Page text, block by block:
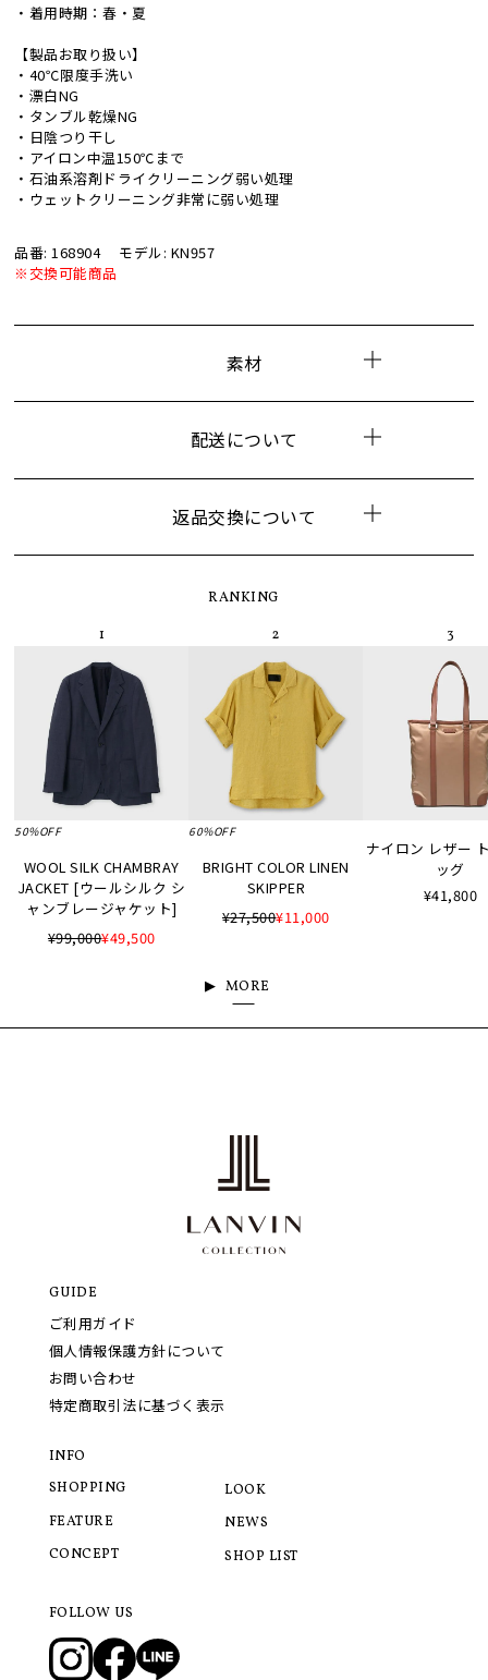
・着用時期：春・夏
【製品お取り扱い】
・40℃限度手洗い
・漂白NG
・タンブル乾燥NG
・日陰つり干し
・アイロン中温150℃まで
・石油系溶剤ドライクリーニング弱い処理
・ウェットクリーニング非常に弱い処理
品番: 168904
モデル: KN957
※交換可能商品
素材
配送について
返品交換について
RANKING
50%OFF
WOOL SILK CHAMBRAY
JACKET [ウールシルク シ
ャンブレージャケット]
¥99,000¥49,500
60%OFF
BRIGHT COLOR LINEN
SKIPPER
¥27,500¥11,000
ナイロン レザー
ッグ
¥41,800
MORE
GUIDE
ご利用ガイド
個人情報保護方針について
お問い合わせ
特定商取引法に基づく表示
INFO
SHOPPING
FEATURE
CONCEPT
LOOK
NEWS
SHOP LIST
FOLLOW US